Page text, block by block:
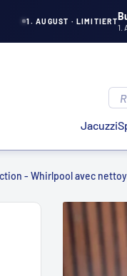
1. AUGUST · LIMITIERT
1.
Jacuzzi
- Whirlpool avec